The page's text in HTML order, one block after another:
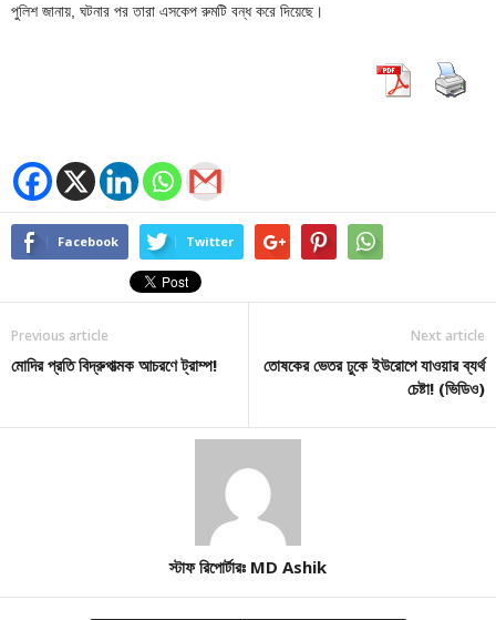
পুলিশ জানায়, ঘটনার পর তারা এসকেপ রুমটি বন্ধ করে দিয়েছে।
Facebook Twitter
Previous article
মোদির প্রতি বিদ্রুপাত্মক আচরণে ট্রাম্প!
Next article
তোষকের ভেতর ঢুকে ইউরোপে যাওয়ার ব্যর্থ
চেষ্টা! (ভিডিও)
স্টাফ রিপোর্টারঃ MD Ashik